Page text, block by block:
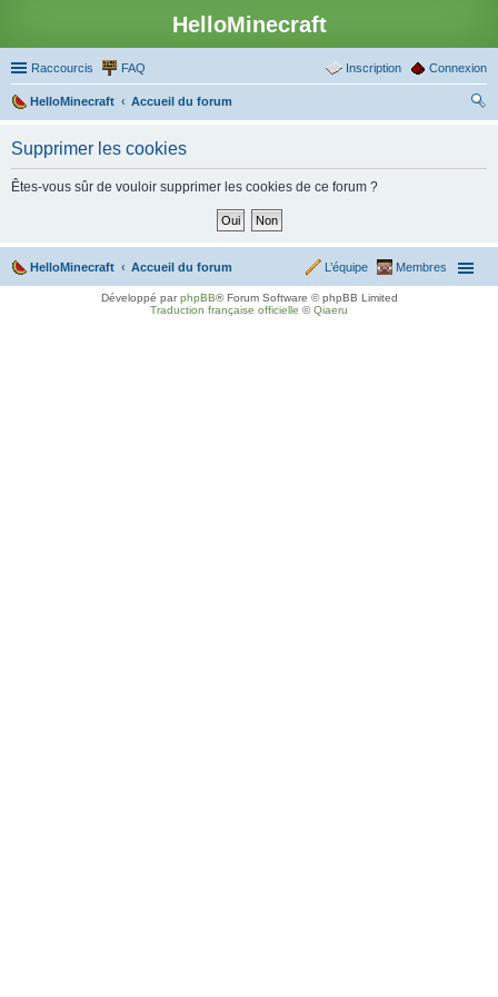
HelloMinecraft
Raccourcis FAQ Connexion
Inscription
HelloMinecraft
Accueil du forum
Supprimer les cookies
Êtes-vous sûr de vouloir supprimer les cookies de ce forum ?
HelloMinecraft Accueil du forum Membres
L’équipe
Développé parphpBB® Forum Software © phpBB Limited
Traduction française officielle ©Qiaeru